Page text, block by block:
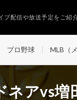
ブ配信や放送予定をご紹
プロ野球 MLB（
ネアvs増